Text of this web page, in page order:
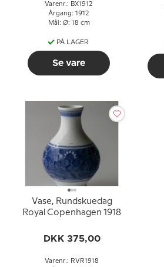
Varenr.: BX1912
Årgang: 1912
Mål: Ø: 18 cm
PÅ LAGER
Se vare
Vase, Rundskuedag
Royal Copenhagen 1918
DKK 375,00
Varenr.: RVR1918